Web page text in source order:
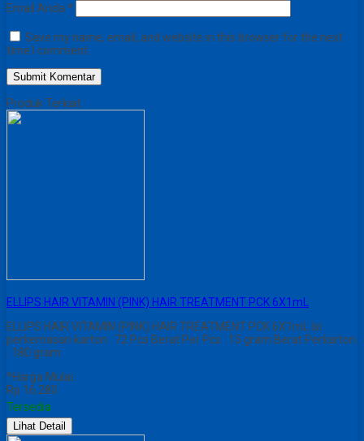
Email Anda *
Save my name, email, and website in this browser for the next
time I comment.
Produk Terkait
ELLIPS HAIR VITAMIN (PINK) HAIR TREATMENT PCK 6X1mL
ELLIPS HAIR VITAMIN (PINK) HAIR TREATMENT PCK 6X1mL Isi
perkemasan karton : 72 Pcs Berat Per Pcs : 15 gram Berat Perkarton
: 180 gram
*Harga Mulai
Rp 16.280
Tersedia
Lihat Detail